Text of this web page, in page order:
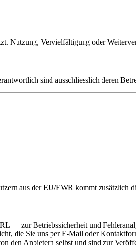
Nutzung, Vervielfältigung oder
sind ausschliesslich deren
aus der EU/EWR kommt zusätzlich
— zur Betriebssicherheit und
die Sie uns per E-Mail oder
den Anbietern selbst und sind zur